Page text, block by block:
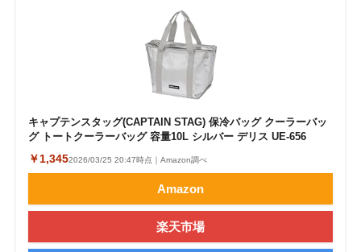
キャプテンスタッグ(CAPTAIN STAG) 保冷バッグ クーラーバッ
グ トートクーラーバッグ 容量10L シルバー デリス UE-656
￥1,3452026/03/25 20:47時点｜Amazon調べ
Amazon
楽天市場